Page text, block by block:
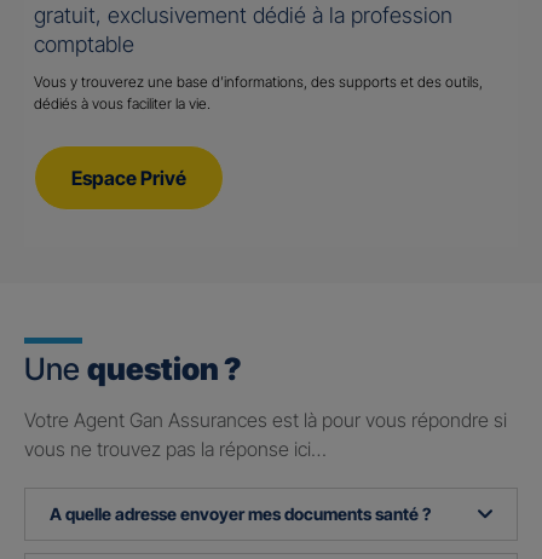
gratuit, exclusivement dédié à la profession
comptable
Vous y trouverez une base d’informations, des supports et des outils,
dédiés à vous faciliter la vie.
Espace Privé
Une question ?
Votre Agent Gan Assurances est là pour vous répondre si
vous ne trouvez pas la réponse ici…
A quelle adresse envoyer mes documents santé ?